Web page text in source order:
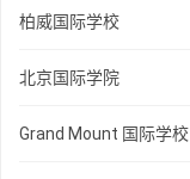
柏威国际学校
北京国际学院
Grand Mount 国际学校